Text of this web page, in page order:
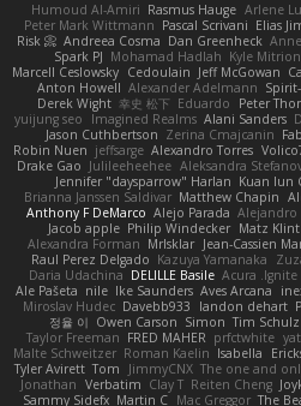
Humoud Al-Amiri Rasmus Hauge Arlene
Peter Mark Wittmann Pascal Scrivani Elias
Risk 📀 Andreea Cosma Dan Greenheck
Spark PJ Mohamad Hadlah Kyle
Marcell Ceslowsky Cedoulain Jeff McGowan
Anton Howell Alexander Adelmann
Derek Wight 幸史 松下 Eduardo Peter
yuijung seo
Imagined Realms Alani Sanders
Jason Cuthbertson Zerina Cmajcanin
Robin Nuen jeffsarge Alexandro Torres
Drake Gao Julileeheehee Aleksandra
Jennifer "daysparrow" Harlan Kuan lun
Brianna Janssen Saldivar Matthew Chapin
Anthony F DeMarco Alejo Parada Alejandro
Jacob apple Philip Windecker Matz Klint
Alexandra Forman MrIsklar Jean-Cassien
Raul Perez Delgado Kazuya Yamanaka
Daria Udachina DELILLE Basile Acura .Ignite
Ale Pašeta nile Ike Saunders Aves Arcana
Miroslav Hudec Davebb933 landon dehart
정율 이 Owen Carson Simon Tim Schulz
Taylor Freeman FRED MAHER prfctwhite
Malte Schweitzer Roman Kaelin Isabella
Tyler Avirett Tom JimmyCNX The one and
Jonathan Verbatim Clay T Reiten Cheng
Sammy Sidefx Martin C Mac Greggor The